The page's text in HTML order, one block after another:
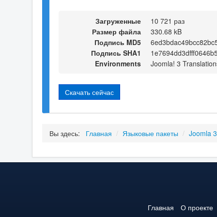
Загруженные
10 721 раз
Размер файла
330.68 kB
Подпись MD5
Подпись SHA1
Environments
Joomla! 3
Скачать сейчас
Вы здесь: Главная / Языковые пакеты / Joomla
Главная О проекте